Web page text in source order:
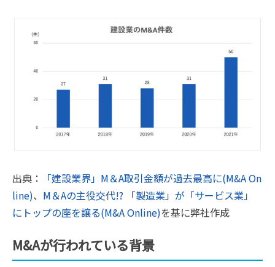
出典：
「建設業界」M＆A取引金額が過去最高に(M&A On
line)、 M＆Aの主役交代!? 「製造業」が「サービス業」
にトップの座を譲る(M&A Online)を基に弊社作成
M&Aが行われている背景